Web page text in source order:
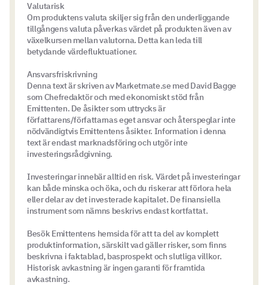
Valutarisk
Om produktens valuta skiljer sig från den underliggande
tillgångens valuta påverkas värdet på produkten även av
växelkursen mellan valutorna. Detta kan leda till
betydande värdefluktuationer.
Ansvarsfriskrivning
Denna text är skriven av Marketmate.se med David Bagge
som Chefredaktör och med ekonomiskt stöd från
Emittenten. De åsikter som uttrycks är
författarens/författarnas eget ansvar och återspeglar inte
nödvändigtvis Emittentens åsikter. Information i denna
text är endast marknadsföring och utgör inte
investeringsrådgivning.
Investeringar innebär alltid en risk. Värdet på investeringar
kan både minska och öka, och du riskerar att förlora hela
eller delar av det investerade kapitalet. De finansiella
instrument som nämns beskrivs endast kortfattat.
Besök Emittentens hemsida för att ta del av komplett
produktinformation, särskilt vad gäller risker, som finns
beskrivna i faktablad, basprospekt och slutliga villkor.
Historisk avkastning är ingen garanti för framtida
avkastning.